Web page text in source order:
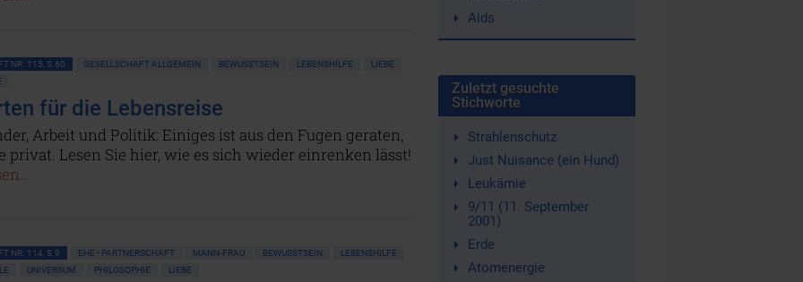
NR. 115, S.60 GESELLSCHAFT ALLGEMEIN BEWUSSTSEIN LEBENSHILFE
LIEBE
für die Lebensreise
Arbeit und Politik: Einiges ist aus den Fugen geraten,
privat. Lesen Sie hier, wie es sich wieder einrenken lässt!
NR. 114, S.9 EHE • PARTNERSCHAFT MANN-FRAU BEWUSSTSEIN
LEBENSHILFE
UNIVERSUM PHILOSOPHIE LIEBE
Aids
Zuletzt gesuchte
Stichworte
Strahlenschutz
Just Nuisance (ein Hund)
Leukämie
9/11 (11. September
2001)
Erde
Atomenergie